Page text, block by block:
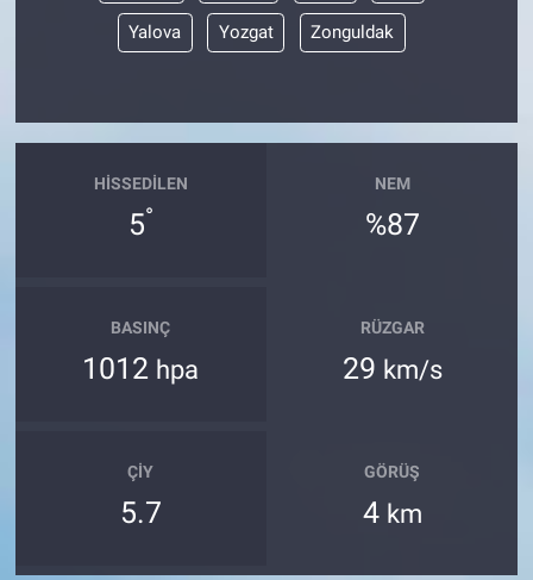
Yalova Yozgat Zonguldak
HISSEDILEN
5°
NEM
%87
BASINÇ
1012 hpa
RÜZGAR
29 km/s
ÇIY
5.7
GÖRÜŞ
4 km